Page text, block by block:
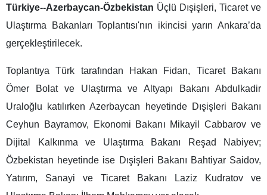
Türkiye--Azerbaycan-Özbekistan Üçlü Dışişleri, Ticaret ve
Ulaştırma Bakanları Toplantısı'nın ikincisi yarın Ankara’da
gerçekleştirilecek.
Toplantıya Türk tarafından Hakan Fidan, Ticaret Bakanı
Ömer Bolat ve Ulaştırma ve Altyapı Bakanı Abdulkadir
Uraloğlu katılırken Azerbaycan heyetinde Dışişleri Bakanı
Ceyhun Bayramov, Ekonomi Bakanı Mikayil Cabbarov ve
Dijital Kalkınma ve Ulaştırma Bakanı Reşad Nabiyev;
Özbekistan heyetinde ise Dışişleri Bakanı Bahtiyar Saidov,
Yatırım, Sanayi ve Ticaret Bakanı Laziz Kudratov ve